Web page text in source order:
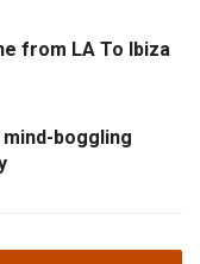
from LA To Ibiza
boggling